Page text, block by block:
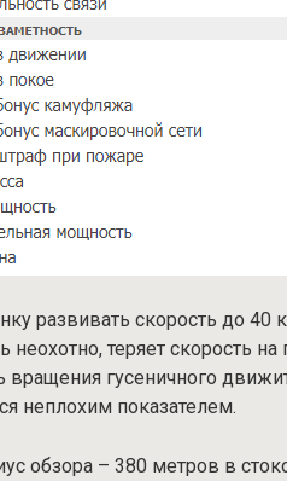
развивать скорость до
неохотно, теряет скорость
вращения гусеничного
неплохим показателем.
обзора – 380 метров в